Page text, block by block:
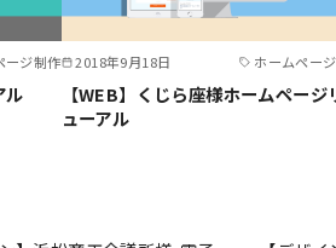
ージ制作
ル
2018年9月18日 ホームペー
【WEB】くじら座様ホームページ
ューアル